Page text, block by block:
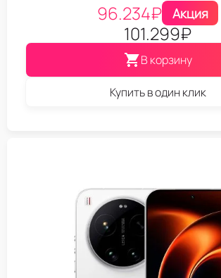
96.234₽ Акция
101.299₽
В корзину
Купить в один клик